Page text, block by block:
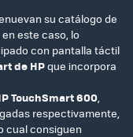
su catálogo de
este caso, lo
con pantalla táctil
de HPque incorpora
TouchSmart 600
respectivamente,
cual consiguen